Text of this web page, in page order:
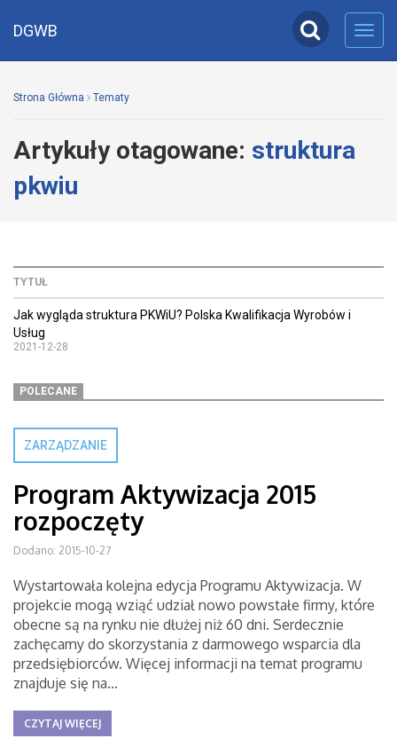
DGWB
Strona Główna Tematy
Artykuły otagowane: struktura
pkwiu
TYTUŁ
Jak wygląda struktura PKWiU? Polska Kwalifikacja Wyrobów i
Usług
2021-12-28
POLECANE
ZARZĄDZANIE
Program Aktywizacja 2015
rozpoczęty
Dodano: 2015-10-27
Wystartowała kolejna edycja Programu Aktywizacja. W
projekcie mogą wziąć udział nowo powstałe firmy, które
obecne są na rynku nie dłużej niż 60 dni. Serdecznie
zachęcamy do skorzystania z darmowego wsparcia dla
przedsiębiorców. Więcej informacji na temat programu
znajduje się na...
CZYTAJ WIĘCEJ